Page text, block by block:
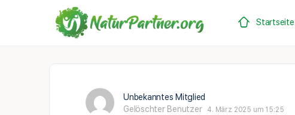
Startseite
Unbekanntes Mitglied
Gelöschter Benutzer
4. März 2025 um 15:25